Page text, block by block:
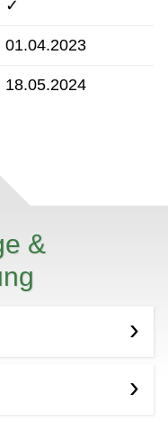
✓
01.04.2023
18.05.2024
&